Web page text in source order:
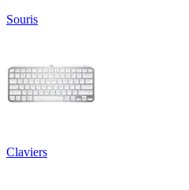
Souris
Claviers